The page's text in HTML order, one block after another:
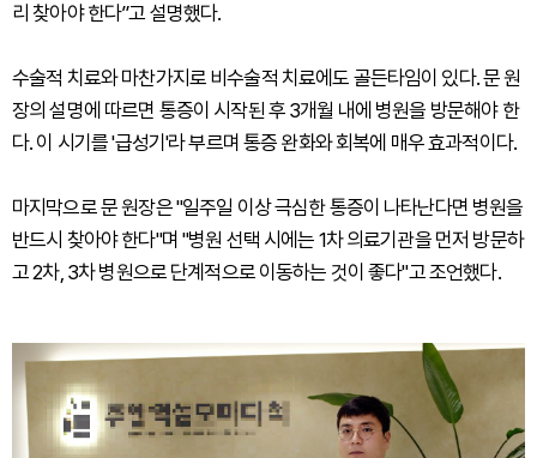
리 찾아야 한다”고 설명했다.
수술적 치료와 마찬가지로 비수술적 치료에도 골든타임이 있다. 문 원
장의 설명에 따르면 통증이 시작된 후 3개월 내에 병원을 방문해야 한
다. 이 시기를 '급성기'라 부르며 통증 완화와 회복에 매우 효과적이다.
마지막으로 문 원장은 "일주일 이상 극심한 통증이 나타난다면 병원을
반드시 찾아야 한다"며 "병원 선택 시에는 1차 의료기관을 먼저 방문하
고 2차, 3차 병원으로 단계적으로 이동하는 것이 좋다"고 조언했다.